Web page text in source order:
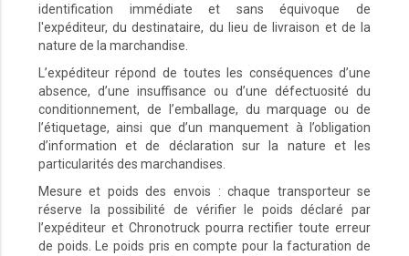
identification immédiate et sans équivoque de
l'expéditeur, du destinataire, du lieu de livraison et de la
nature de la marchandise.
L’expéditeur répond de toutes les conséquences d’une
absence, d’une insuffisance ou d’une défectuosité du
conditionnement, de l’emballage, du marquage ou de
l’étiquetage, ainsi que d’un manquement à l’obligation
d’information et de déclaration sur la nature et les
particularités des marchandises.
Mesure et poids des envois : chaque transporteur se
réserve la possibilité de vérifier le poids déclaré par
l’expéditeur et Chronotruck pourra rectifier toute erreur
de poids. Le poids pris en compte pour la facturation de